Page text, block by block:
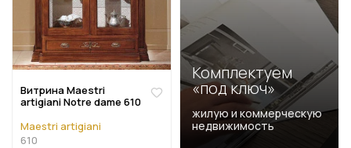
Витрина Maestri
artigiani Notre dame 610
Maestri artigiani
610
Комплектуем
«под ключ»
жилую и коммерческую
недвижимость